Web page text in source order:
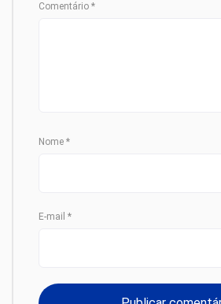
Comentário *
Nome *
E-mail *